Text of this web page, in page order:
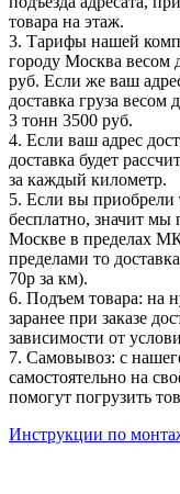
товара на этаж.
3. Тарифы нашей
городу Москва весом
руб. Если же ваш
доставка груза весом
3 тонн 3500 руб.
4. Если ваш адрес
доставка будет
за каждый километр.
5. Если вы приобрели
бесплатно, значит мы
Москве в пределах
пределами то
70р за км).
6. Подъем товара: на
заранее при заказе
зависимости от
7. Самовывоз: с
самостоятельно на
помогут погрузить
Инструкции по